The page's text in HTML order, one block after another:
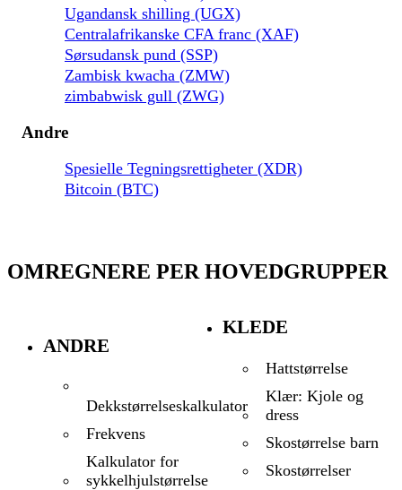
Ugandansk shilling (UGX)
Centralafrikanske CFA franc (XAF)
Sørsudansk pund (SSP)
Zambisk kwacha (ZMW)
zimbabwisk gull (ZWG)
Andre
Spesielle Tegningsrettigheter (XDR)
Bitcoin (BTC)
OMREGNERE PER HOVEDGRUPPER
ANDRE
Dekkstørrelseskalkulator
Frekvens
Kalkulator for
sykkelhjulstørrelse
KLEDE
Hattstørrelse
Klær: Kjole og
dress
Skostørrelse barn
Skostørrelser